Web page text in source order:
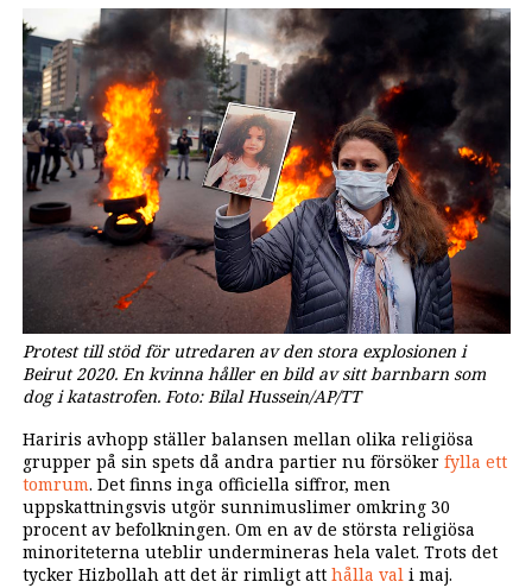
Protest till stöd för utredaren av den stora explosionen i
Beirut 2020. En kvinna håller en bild av sitt barnbarn som
dog i katastrofen. Foto: Bilal Hussein/AP/TT
Hariris avhopp ställer balansen mellan olika religiösa
grupper på sin spets då andra partier nu försöker fylla ett
tomrum. Det finns inga officiella siffror, men
uppskattningsvis utgör sunnimuslimer omkring 30
procent av befolkningen. Om en av de största religiösa
minoriteterna uteblir undermineras hela valet. Trots det
tycker Hizbollah att det är rimligt att hålla vali maj.